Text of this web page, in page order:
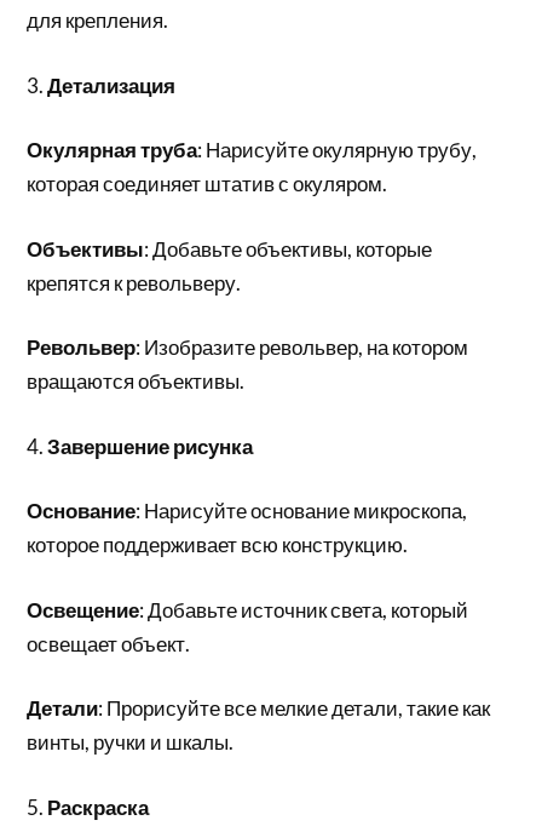
для крепления.
3.Детализация
Окулярная труба: Нарисуйте окулярную трубу,
которая соединяет штатив с окуляром.
Объективы: Добавьте объективы, которые
крепятся к револьверу.
Револьвер: Изобразите револьвер, на котором
вращаются объективы.
4.Завершение рисунка
Основание: Нарисуйте основание микроскопа,
которое поддерживает всю конструкцию.
Освещение: Добавьте источник света, который
освещает объект.
Детали: Прорисуйте все мелкие детали, такие как
винты, ручки и шкалы.
5. Раскраска